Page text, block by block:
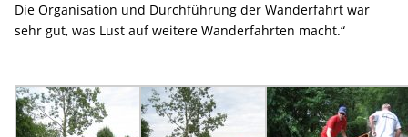
Die Organisation und Durchführung der Wanderfahrt war
sehr gut, was Lust auf weitere Wanderfahrten macht.“